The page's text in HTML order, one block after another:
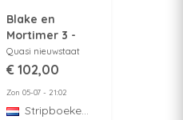
Blake en
Mortimer 3 -
het gele teken
- luxe HC - 1e
Quasi nieuwstaat
€ 102,00
Zon 05-07 - 21:02
StripboekenZolder